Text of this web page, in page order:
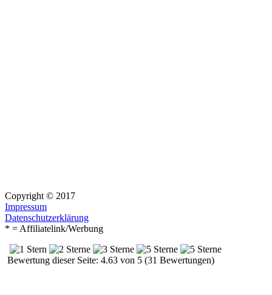
Copyright © 2017
Impressum
Datenschutzerklärung
* = Affiliatelink/Werbung
Bewertung dieser Seite: 4.63 von 5 (31 Bewertungen)